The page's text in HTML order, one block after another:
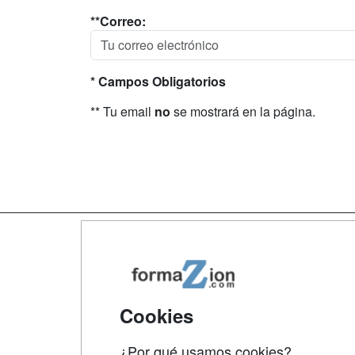
**Correo:
* Campos Obligatorios
** Tu email no se mostrará en la página.
Cookies